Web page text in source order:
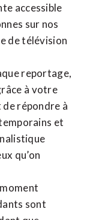
accessible
sur nos
de télévision
reportage,
à votre
de répondre à
et
qu’on
sont